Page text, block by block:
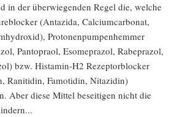
in der überwiegenden Regel die, welche
(Antazida, Calciumcarbonat,
Protonenpumpenhemmer
Pantopraol, Esomeprazol, Rabeprazol,
bzw. Histamin-H2 Rezeptorblocker
Ranitidin, Famotidin, Nitazidin)
Aber diese Mittel beseitigen nicht die